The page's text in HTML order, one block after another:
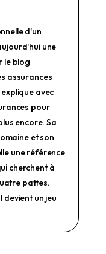
d'un
une
le blog
assurances
avec
pour
encore. Sa
et son
une référence
cherchent à
pattes.
devient un jeu